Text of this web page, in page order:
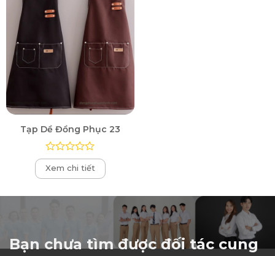
Tạp Dề Đồng Phục 23
Được
xếp
hạng
Xem chi tiết
Bạn chưa tìm được đối tác cung